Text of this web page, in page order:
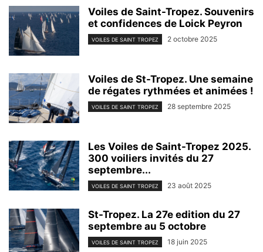
Voiles de Saint-Tropez. Souvenirs
et confidences de Loick Peyron
VOILES DE SAINT TROPEZ 2 octobre 2025
Voiles de St-Tropez. Une semaine
de régates rythmées et animées !
VOILES DE SAINT TROPEZ 28 septembre 2025
Les Voiles de Saint-Tropez 2025.
300 voiliers invités du 27
septembre...
VOILES DE SAINT TROPEZ 23 août 2025
St-Tropez. La 27e edition du 27
septembre au 5 octobre
VOILES DE SAINT TROPEZ 18 juin 2025